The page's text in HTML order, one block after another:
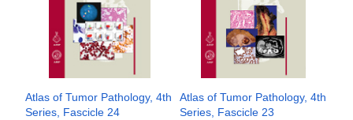
Atlas of Tumor Pathology, 4th
Series, Fascicle 24
Atlas of Tumor Pathology, 4th
Series, Fascicle 23